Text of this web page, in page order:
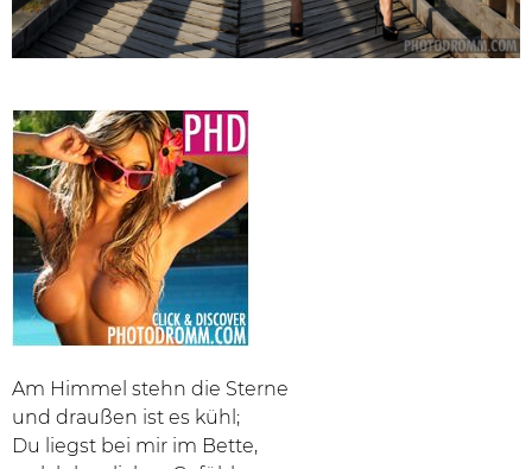
Am Himmel stehn die Sterne
und draußen ist es kühl;
Du liegst bei mir im Bette,